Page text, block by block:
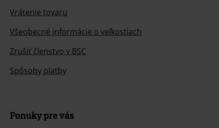
Vrátenie tovaru
Všeobecné informácie o veľkostiach
Zrušiť členstvo v BSC
Spôsoby platby
Ponuky pre vás